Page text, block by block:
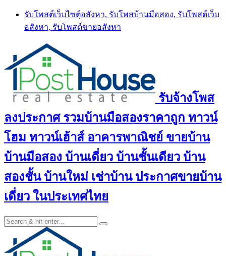
Skip
content
รับโพสต์เว็บไซตฺ์อสังหา, รับโพสบ้านมือสอง, รับโพสต์เว็บ
อสังหา, รับโพสต์ขายอสังหา
รับจ้างโพส
ลงประกาศ รวมบ้านมือสองราคาถูก ทาวน์
โฮม ทาวน์เฮ้าส์ อาคารพาณิชย์ ขายบ้าน
บ้านมือสอง บ้านเดี่ยว บ้านชั้นเดียว บ้าน
สองชั้น บ้านใหม่ เช่าบ้าน ประกาศขายบ้าน
เดี่ยว ในประเทศไทย